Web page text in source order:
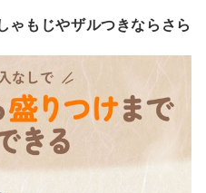
ゃもじやザルつきならさら